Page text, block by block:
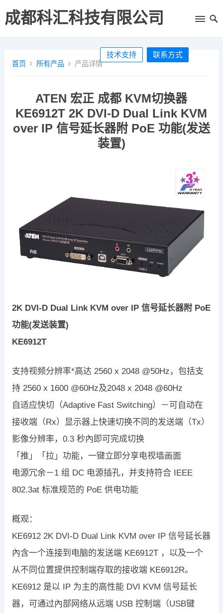
成都科汇科技有限公司
技术支持 联系方式
首页 所有产品 产品详情
ATEN 宏正 成都 KVM切换器
KE6912T 2K DVI-D Dual Link KVM
over IP 信号延长器附 PoE 功能(发送
装置)
2K DVI-D Dual Link KVM over IP 信号延长器附 PoE
功能(发送装置)
KE6912T
支持视频分辨率*高达 2560 x 2048 @50Hz，包括支
持 2560 x 1600 @60Hz及2048 x 2048 @60Hz
自适应快切（Adaptive Fast Switching）－可自动在
接收端（Rx）显示器上快速切换不同的发送端（Tx）
影像分辨率，0.3 秒內即可完成切换
「推」「拉」功能，一键立即分享电视墙画面
电源冗余－1 组 DC 电源插孔，并支持符合 IEEE
802.3at 标准规范的 PoE 供电功能
概观：
KE6912 2K DVI-D Dual Link KVM over IP 信号延长器
內含一个连接到电脑的发送端 KE6912T ，以及一个
从不同位置提供控制端存取的接收端 KE6912R。
KE6912 是以 IP 为主的高性能 DVI KVM 信号延长
器，可通过內部网络从远端 USB 控制端（USB键